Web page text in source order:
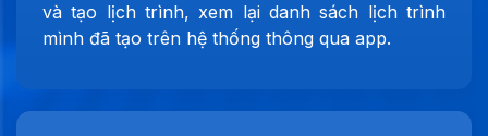
và tạo lịch trình, xem lại danh sách lịch trình
mình đã tạo trên hệ thống thông qua app.